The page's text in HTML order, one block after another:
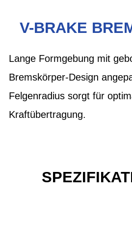
V-BRAKE
Lange Formgebung mit
Bremskörper-Design
Felgenradius sorgt für
Kraftübertragung.